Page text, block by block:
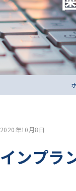
2020年10月8日
インプラ